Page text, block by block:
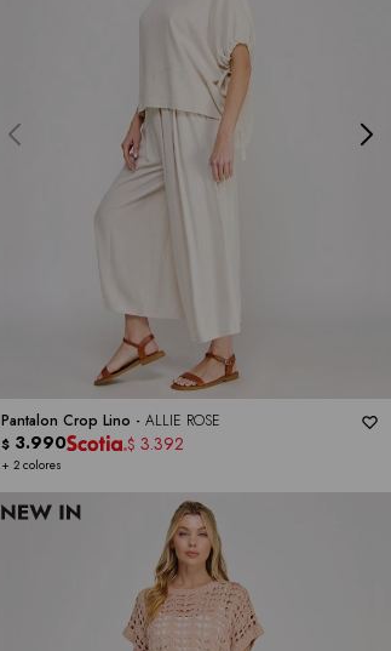
Pantalon Crop Lino - ALLIE ROSE
+ 2 colores
$ 3.990 $ 3.392